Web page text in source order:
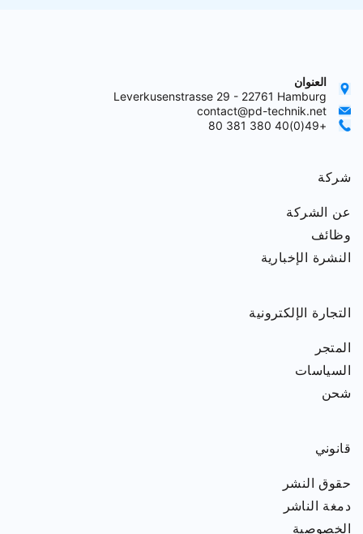
العنوان
Leverkusenstrasse 29 - 22761 Hamburg
contact@pd-technik.net
+49(0)40 380 381 80
شركة
عن الشركة
وظائف
النشرة الإخبارية
التجارة الإلكترونية
المتجر
السياسات
شحن
قانوني
حقوق النشر
دمغة الناشر
الخصوصية